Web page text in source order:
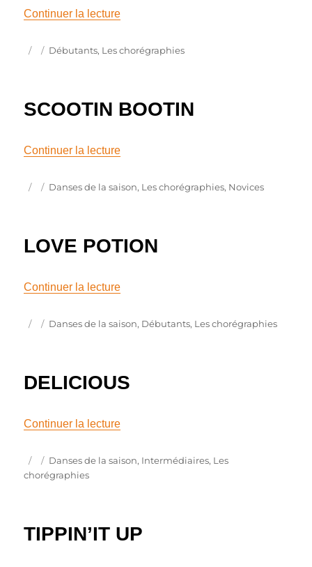
Continuer la lecturede « LOVE POTION 666 »
Publié
Catégories
Débutants, Les chorégraphies
SCOOTIN BOOTIN
Continuer la lecturede « SCOOTIN BOOTIN »
Publié
Catégories
Danses de la saison, Les chorégraphies, Novices
LOVE POTION
Continuer la lecturede « LOVE POTION »
Publié
Catégories
Danses de la saison, Débutants, Les chorégraphies
DELICIOUS
Continuer la lecturede « DELICIOUS »
Publié
le
Catégories
Danses de la saison, Intermédiaires, Les
chorégraphies
TIPPIN’IT UP